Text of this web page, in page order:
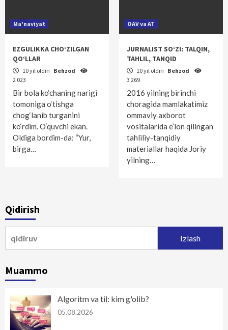
Ma'naviyat
EZGULIKKA CHO‘ZILGAN
QO‘LLAR
10 yil oldin Behzod
2 023
Bir bola ko‘chaning narigi
tomoniga o‘tishga
chog‘lanib turganini
ko‘rdim. O‘quvchi ekan.
Oldiga bordim-da: “Yur,
birga…
OAV va AT
JURNALIST SO‘ZI: TALQIN,
TAHLIL, TANQID
10 yil oldin Behzod
3 269
2016 yilning birinchi
choragida mamlakatimiz
ommaviy axborot
vositalarida e’lon qilingan
tahliliy-tanqidiy
materiallar haqida Joriy
yilning…
Qidirish
Muammo
Algoritm va til: kim g'olib?
05.08.2026